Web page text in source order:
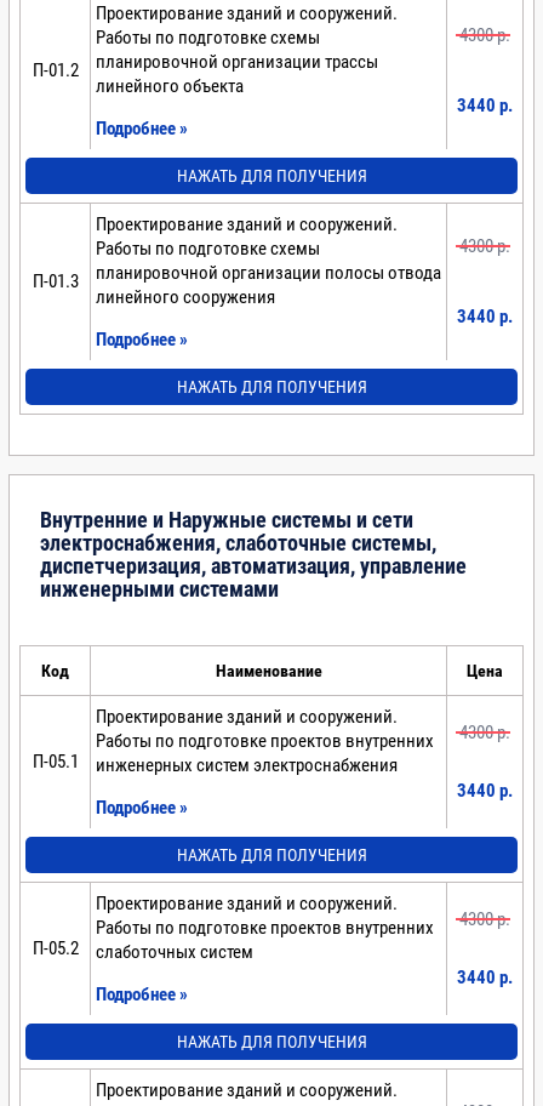
П-01.2
Проектирование зданий и сооружений.
Работы по подготовке схемы
планировочной организации трассы
линейного объекта
Подробнее »
4300 p.
3440 p.
НАЖАТЬ ДЛЯ ПОЛУЧЕНИЯ
П-01.3
Проектирование зданий и сооружений.
Работы по подготовке схемы
планировочной организации полосы отвода
линейного сооружения
Подробнее »
4300 p.
3440 p.
НАЖАТЬ ДЛЯ ПОЛУЧЕНИЯ
Внутренние и Наружные системы и сети
электроснабжения, слаботочные системы,
диспетчеризация, автоматизация, управление
инженерными системами
Код Наименование Цена
П-05.1
Проектирование зданий и сооружений.
Работы по подготовке проектов внутренних
инженерных систем электроснабжения
Подробнее »
4300 p.
3440 p.
НАЖАТЬ ДЛЯ ПОЛУЧЕНИЯ
П-05.2
Проектирование зданий и сооружений.
Работы по подготовке проектов внутренних
слаботочных систем
Подробнее »
4300 p.
3440 p.
НАЖАТЬ ДЛЯ ПОЛУЧЕНИЯ
Проектирование зданий и сооружений.